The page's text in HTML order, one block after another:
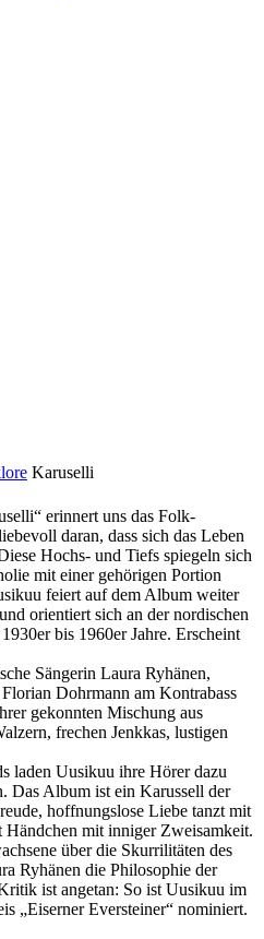
Karuselli
erinnert uns das Folk-
daran, dass sich das Leben
Hochs- und Tiefs spiegeln sich
mit einer gehörigen Portion
feiert auf dem Album weiter
orientiert sich an der nordischen
bis 1960er Jahre. Erscheint
Sängerin Laura Ryhänen,
Dohrmann am Kontrabass
gekonnten Mischung aus
frechen Jenkkas, lustigen
laden Uusikuu ihre Hörer dazu
Das Album ist ein Karussell der
hoffnungslose Liebe tanzt mit
Händchen mit inniger Zweisamkeit.
über die Skurrilitäten des
Ryhänen die Philosophie der
ist angetan: So ist Uusikuu im
„Eiserner Eversteiner“ nominiert.